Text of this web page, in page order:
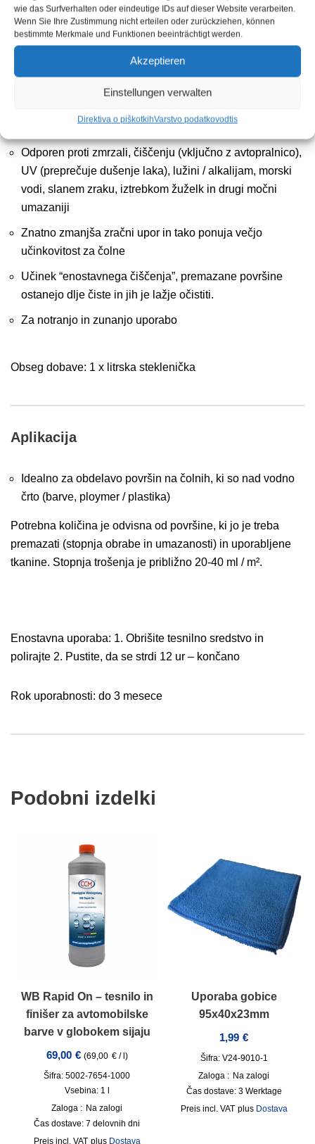
wie das Surfverhalten oder eindeutige IDs auf dieser Website verarbeiten.
Wenn Sie Ihre Zustimmung nicht erteilen oder zurückziehen, können
bestimmte Merkmale und Funktionen beeinträchtigt werden.
Akzeptieren
Einstellungen verwalten
Direktiva o piškotkihVarstvo podatkovodtis
smolo in ostanke žuželk)
Sijajen premaz proti vodi in umazaniji, ki se ne prijema
Preprečuje, da bi se katran in ostanki žuželk prijeli na
Prozoren / neviden, videz površine ostane nespremenjen
Zmanjša praske
Odporen proti zmrzali, čiščenju (vključno z avtopralnico),
UV (preprečuje dušenje laka), lužini / alkalijam, morski
vodi, slanem zraku, iztrebkom žuželk in drugi močni
umazaniji
Znatno zmanjša zračni upor in tako ponuja večjo
učinkovitost za čolne
Učinek “enostavnega čiščenja”, premazane površine
ostanejo dlje čiste in jih je lažje očistiti.
Za notranjo in zunanjo uporabo
Obseg dobave: 1 x litrska steklenička
Aplikacija
Idealno za obdelavo površin na čolnih, ki so nad vodno
črto (barve, ploymer / plastika)
Potrebna količina je odvisna od površine, ki jo je treba
premazati (stopnja obrabe in umazanosti) in uporabljene
tkanine. Stopnja trošenja je približno 20-40 ml / m².
Enostavna uporaba: 1. Obrišite tesnilno sredstvo in
polirajte 2. Pustite, da se strdi 12 ur – končano
Rok uporabnosti: do 3 mesece
Podobni izdelki
WB Rapid On – tesnilo in
finišer za avtomobilske
barve v globokem sijaju
69,00 € (69,00 €/l)
Šifra: 5002-7654-1000
Vsebina: 1
Zaloga : Na zalogi
Čas dostave: 7 delovnih dni
incl. VAT plus Dostava
Uporaba gobice
95x40x23mm
1,99 €
Šifra: V24-9010-1
Zaloga : Na zalogi
Čas dostave: 3 Werktage
incl. VAT plus Dostava